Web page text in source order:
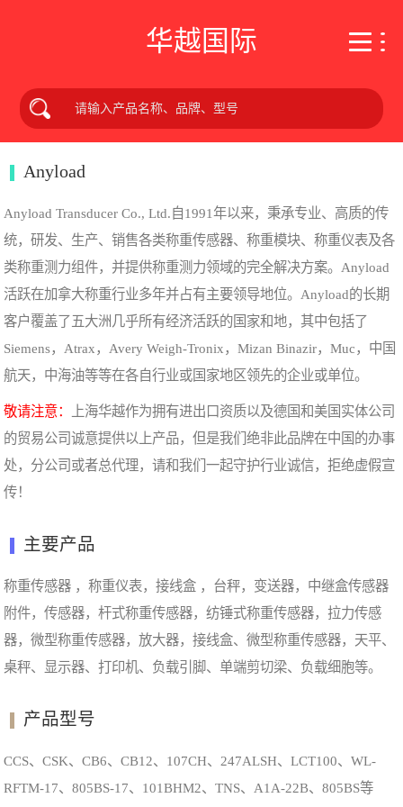
华越国际
Anyload
Anyload Transducer Co., Ltd.自1991年以来，秉承专业、高质的传
统，研发、生产、销售各类称重传感器、称重模块、称重仪表及各
类称重测力组件，并提供称重测力领域的完全解决方案。Anyload
活跃在加拿大称重行业多年并占有主要领导地位。Anyload的长期
客户覆盖了五大洲几乎所有经济活跃的国家和地，其中包括了
Siemens，Atrax，Avery Weigh-Tronix，Mizan Binazir，Muc，中国
航天，中海油等等在各自行业或国家地区领先的企业或单位。
敬请注意：
上海华越作为拥有进出口资质以及德国和美国实体公司
的贸易公司诚意提供以上产品，但是我们绝非此品牌在中国的办事
处，分公司或者总代理，请和我们一起守护行业诚信，拒绝虚假宣
传！
主要产品
称重传感器 ，称重仪表，接线盒 ，台秤，变送器，中继盒传感器
附件，传感器，杆式称重传感器，纺锤式称重传感器，拉力传感
器，微型称重传感器，放大器，接线盒、微型称重传感器，天平、
桌秤、显示器、打印机、负载引脚、单端剪切梁、负载细胞等。
产品型号
CCS、CSK、CB6、CB12、107CH、247ALSH、LCT100、WL-
RFTM-17、805BS-17、101BHM2、TNS、A1A-22B、805BS等